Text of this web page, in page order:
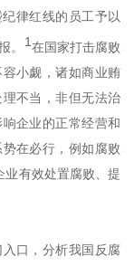
律红线的员工予以
。 1在国家打击腐败
小觑，诸如商业贿
不当，非但无法治
企业的正常经营和
在必行，例如腐败
业有效处置腐败、提
口，分析我国反腐